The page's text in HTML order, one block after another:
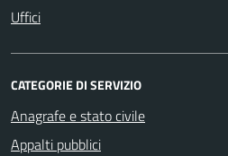
Uffici
CATEGORIE DI SERVIZIO
Anagrafe e stato civile
Appalti pubblici